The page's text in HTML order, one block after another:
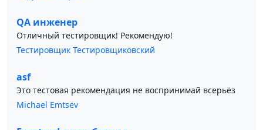
QA инженер
Отличный тестировщик! Рекомендую!
Тестировщик Тестировщиковский
asf
Это тестовая рекомендация не воспринимай всерьёз
Michael Emtsev